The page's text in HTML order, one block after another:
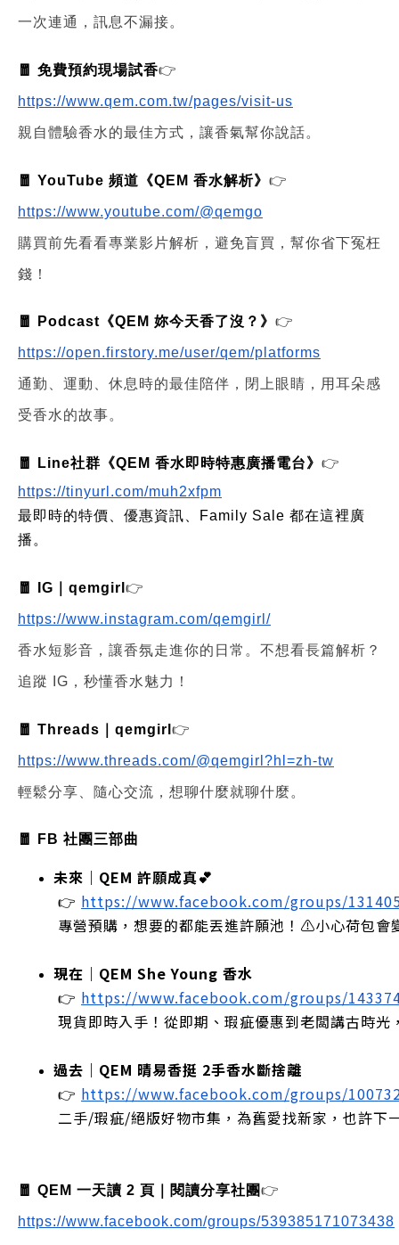
一次連通，訊息不漏接。
🧧 免費預約現場試香👉
https://www.qem.com.tw/pages/visit-us
親自體驗香水的最佳方式，讓香氣幫你說話。
🧧 YouTube 頻道《QEM 香水解析》 👉
https://www.youtube.com/@qemgo
購買前先看看專業影片解析，避免盲買，幫你省下冤枉
錢！
🧧 Podcast《QEM 妳今天香了沒？》 👉
https://open.firstory.me/user/qem/platforms
通勤、運動、休息時的最佳陪伴，閉上眼睛，用耳朵感
受香水的故事。
🧧 Line社群《QEM 香水即時特惠廣播電台》 👉
https://tinyurl.com/muh2xfpm
最即時的特價、優惠資訊、Family Sale 都在這裡廣
播。
🧧 IG｜qemgirl 👉
https://www.instagram.com/qemgirl/
香水短影音，讓香氛走進你的日常。不想看長篇解析？
追蹤 IG，秒懂香水魅力！
🧧 Threads｜qemgirl 👉
https://www.threads.com/@qemgirl?hl=zh-tw
輕鬆分享、隨心交流，想聊什麼就聊什麼。
🧧 FB 社團三部曲
未來｜QEM 許願成真💕
👉 https://www.facebook.com/groups/
專營預購，想要的都能丟進許願池！⚠️小心荷包會
現在｜QEM She Young 香水
👉 https://www.facebook.com/groups/
現貨即時入手！從即期、瑕疵優惠到老闆講古時
過去｜QEM 晴易香挺 2手香水斷捨離
👉 https://www.facebook.com/groups/
二手/瑕疵/絕版好物市集，為舊愛找新家，也許下
🧧 QEM 一天讀 2 頁｜閱讀分享社團👉
https://www.facebook.com/groups/539385171073438